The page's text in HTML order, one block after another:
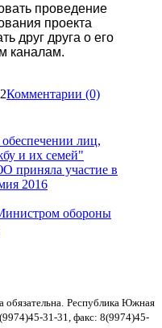
проведение
проекта
друг друга о его
каналам.
Комментарии (0)
лиц,
и их семей"
приняла участие в
2016
обороны
Республика Южная
31-31, факс: 8(9974)45-